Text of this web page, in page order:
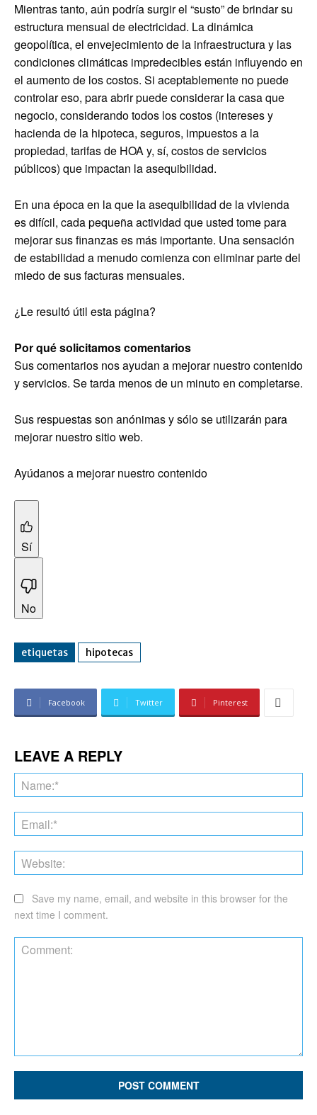
Mientras tanto, aún podría surgir el “susto” de brindar su
estructura mensual de electricidad. La dinámica
geopolítica, el envejecimiento de la infraestructura y las
condiciones climáticas impredecibles están influyendo en
el aumento de los costos. Si aceptablemente no puede
controlar eso, para abrir puede considerar la casa que
negocio, considerando todos los costos (intereses y
hacienda de la hipoteca, seguros, impuestos a la
propiedad, tarifas de HOA y, sí, costos de servicios
públicos) que impactan la asequibilidad.
En una época en la que la asequibilidad de la vivienda
es difícil, cada pequeña actividad que usted tome para
mejorar sus finanzas es más importante. Una sensación
de estabilidad a menudo comienza con eliminar parte del
miedo de sus facturas mensuales.
¿Le resultó útil esta página?
Por qué solicitamos comentarios
Sus comentarios nos ayudan a mejorar nuestro contenido
y servicios. Se tarda menos de un minuto en completarse.
Sus respuestas son anónimas y sólo se utilizarán para
mejorar nuestro sitio web.
Ayúdanos a mejorar nuestro contenido
Sí
No
etiquetas hipotecas
Facebook Twitter Pinterest
LEAVE A REPLY
Save my name, email, and website in this browser for the
next time I comment.